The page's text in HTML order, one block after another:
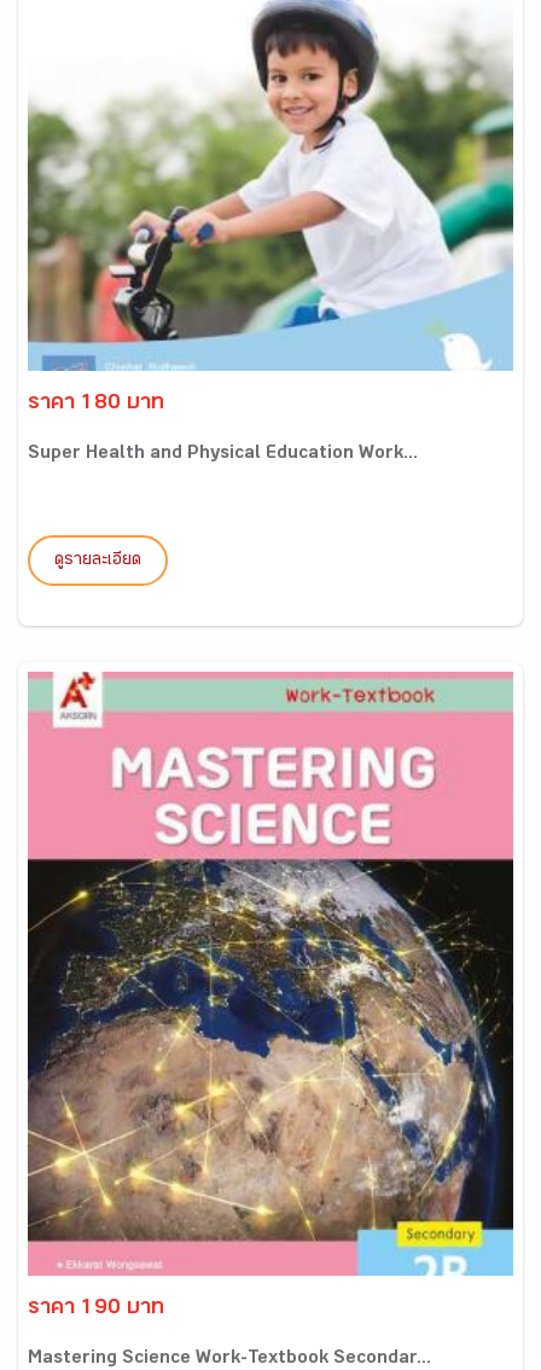
ราคา 180 บาท
Super Health and Physical Education Work...
ดูรายละเอียด
ราคา 190 บาท
Mastering Science Work-Textbook Secondar...